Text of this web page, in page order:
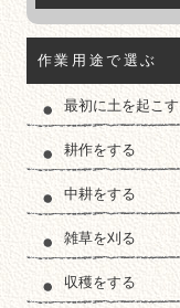
作業用途で選ぶ
最初に土を起こす
耕作をする
中耕をする
雑草を刈る
収穫をする